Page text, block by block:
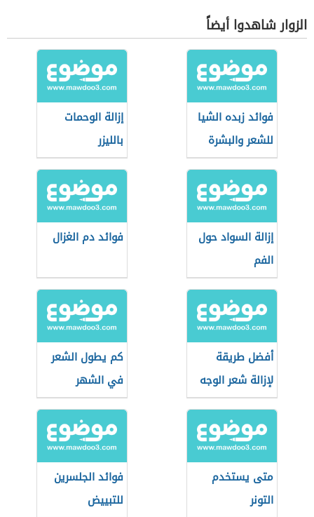
الزوار شاهدوا أيضاً
فوائد زبده الشيا
للشعر والبشرة
إزالة الوحمات
بالليزر
إزالة السواد حول
الفم
فوائد دم الغزال
أفضل طريقة
لإزالة شعر الوجه
كم يطول الشعر
في الشهر
متى يستخدم
التونر
فوائد الجلسرين
للتبييض